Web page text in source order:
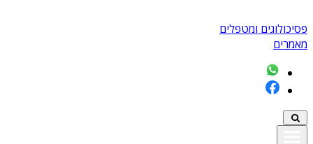
פסיכולוגים ומטפלים
מאמרים